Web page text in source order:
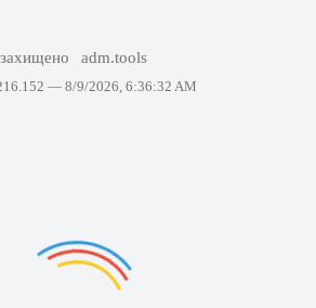
захищено adm.tools
— 8/9/2026, 6:36:32 AM